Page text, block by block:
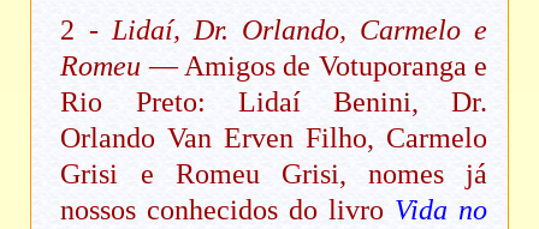
2 -Lidaí, Dr. Orlando, Carmelo e
Romeu — Amigos de Votuporanga e
Rio Preto: Lidaí Benini, Dr.
Orlando Van Erven Filho, Carmelo
Grisi e Romeu Grisi, nomes já
nossos conhecidos do livro Vida no